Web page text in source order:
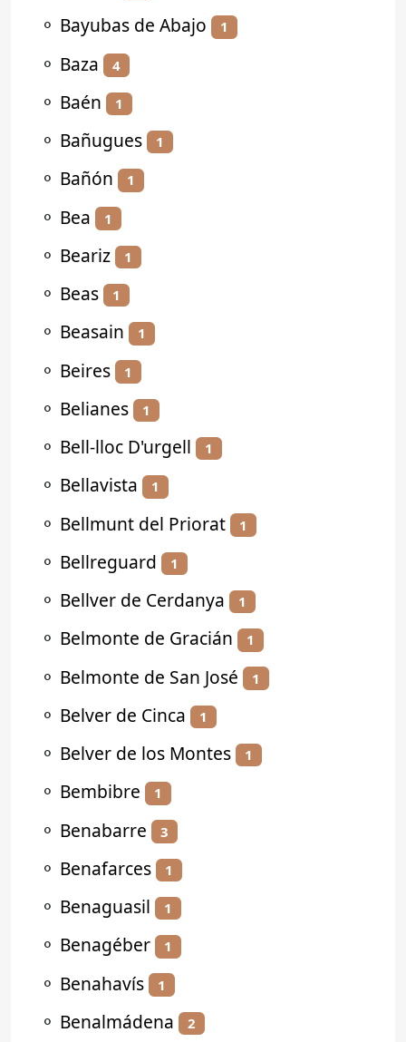
⚬ Bayubas de Abajo 1
⚬ Baza 4
⚬ Baén 1
⚬ Bañugues 1
⚬ Bañón 1
⚬ Bea 1
⚬ Beariz 1
⚬ Beas 1
⚬ Beasain 1
⚬ Beires 1
⚬ Belianes 1
⚬ Bell-lloc D'urgell 1
⚬ Bellavista 1
⚬ Bellmunt del Priorat 1
⚬ Bellreguard 1
⚬ Bellver de Cerdanya 1
⚬ Belmonte de Gracián 1
⚬ Belmonte de San José 1
⚬ Belver de Cinca 1
⚬ Belver de los Montes 1
⚬ Bembibre 1
⚬ Benabarre 3
⚬ Benafarces 1
⚬ Benaguasil 1
⚬ Benagéber 1
⚬ Benahavís 1
⚬ Benalmádena 2